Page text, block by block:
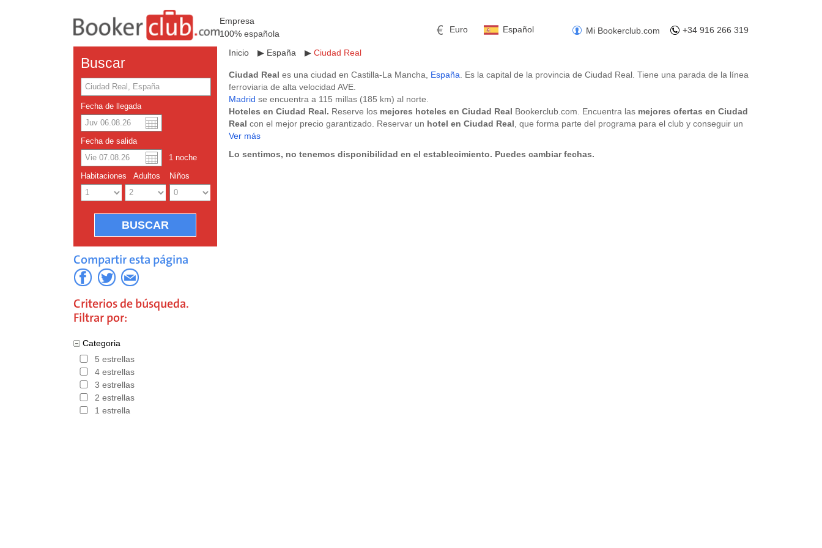
Empresa
100% española
+34 916 266 319
Mi Bookerclub.com
Español
English
Euro
Dolar americano
Buscar
Fecha de llegada
Fecha de salida
1 noche
Habitaciones Adultos Niños
Compartir esta página
Criterios de búsqueda.
Filtrar por:
Categoria
5 estrellas
4 estrellas
3 estrellas
2 estrellas
1 estrella
Inicio ▶ España ▶ Ciudad Real
Ciudad Real es una ciudad en Castilla-La Mancha, España . Es la capital de la provincia de Ciudad Real. Tiene una parada de la línea
ferroviaria de alta velocidad AVE.
Madrid se encuentra a 115 millas (185 km) al norte.
Hoteles en Ciudad Real. Reserve los mejores hoteles en Ciudad Real Bookerclub.com. Encuentra las mejores ofertas en Ciudad
Real con el mejor precio garantizado. Reservar un hotel en Ciudad Real , que forma parte del programa para el club y conseguir un
descuento en la primera reserva. También, sin costo adicional, usted puede donar el 0,5% del importe total de la reserva a un
Hoteles en España,Hoteles en Madrid.
Ver más
Lo sentimos, no tenemos disponibilidad en el establecimiento. Puedes cambiar fechas.